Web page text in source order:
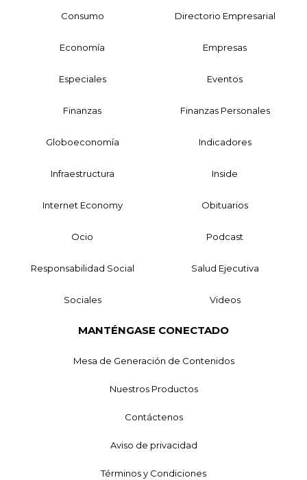
Consumo Directorio Empresarial
Economía Empresas
Especiales Eventos
Finanzas Finanzas Personales
Globoeconomía Indicadores
Infraestructura Inside
Internet Economy Obituarios
Ocio Podcast
Responsabilidad Social Salud Ejecutiva
Sociales Videos
MANTÉNGASE CONECTADO
Mesa de Generación de Contenidos
Nuestros Productos
Contáctenos
Aviso de privacidad
Términos y Condiciones